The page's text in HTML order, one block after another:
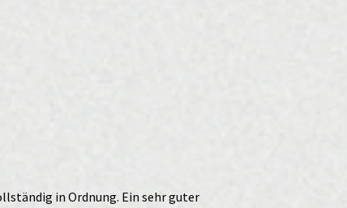
in Ordnung. Ein sehr guter